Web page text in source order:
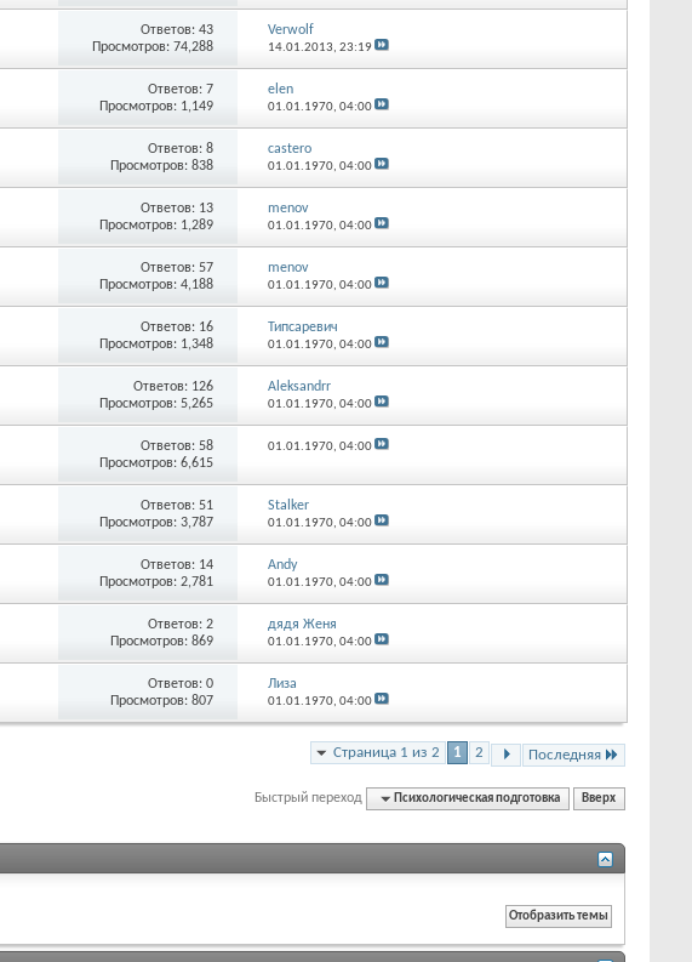
Ответов:43
Просмотров: 74,288
Verwolf
14.01.2013, 23:19
Ответов:7
Просмотров: 1,149
elen
01.01.1970, 04:00
Ответов:8
Просмотров: 838
castero
01.01.1970, 04:00
Ответов: 13
Просмотров: 1,289
menov
01.01.1970, 04:00
Ответов:57
Просмотров: 4,188
menov
01.01.1970, 04:00
Ответов: 16
Просмотров: 1,348
Типсаревич
01.01.1970, 04:00
Ответов: 126
Просмотров: 5,265
Aleksandrr
01.01.1970, 04:00
Ответов:58
Просмотров: 6,615
01.01.1970, 04:00
Ответов:51
Просмотров: 3,787
Stalker
01.01.1970, 04:00
Ответов: 14
Просмотров: 2,781
Andy
01.01.1970, 04:00
Ответов:2
Просмотров: 869
дядя Женя
01.01.1970, 04:00
Ответов:0
Просмотров: 807
Лиза
01.01.1970, 04:00
Страница 1 из 2 1 2 Последняя
Быстрый переход Психологическая подготовка Вверх